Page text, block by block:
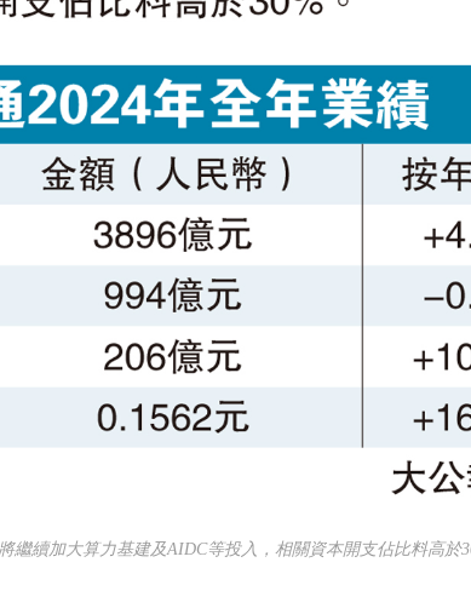
續加大算力基建及AIDC等投入，相關資本開支佔比料高於